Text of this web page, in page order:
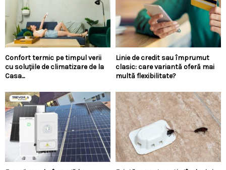
Confort termic pe timpul verii
cu soluțiile de climatizare de la
Casa...
Linie de credit sau împrumut
clasic: care variantă oferă mai
multă flexibilitate?